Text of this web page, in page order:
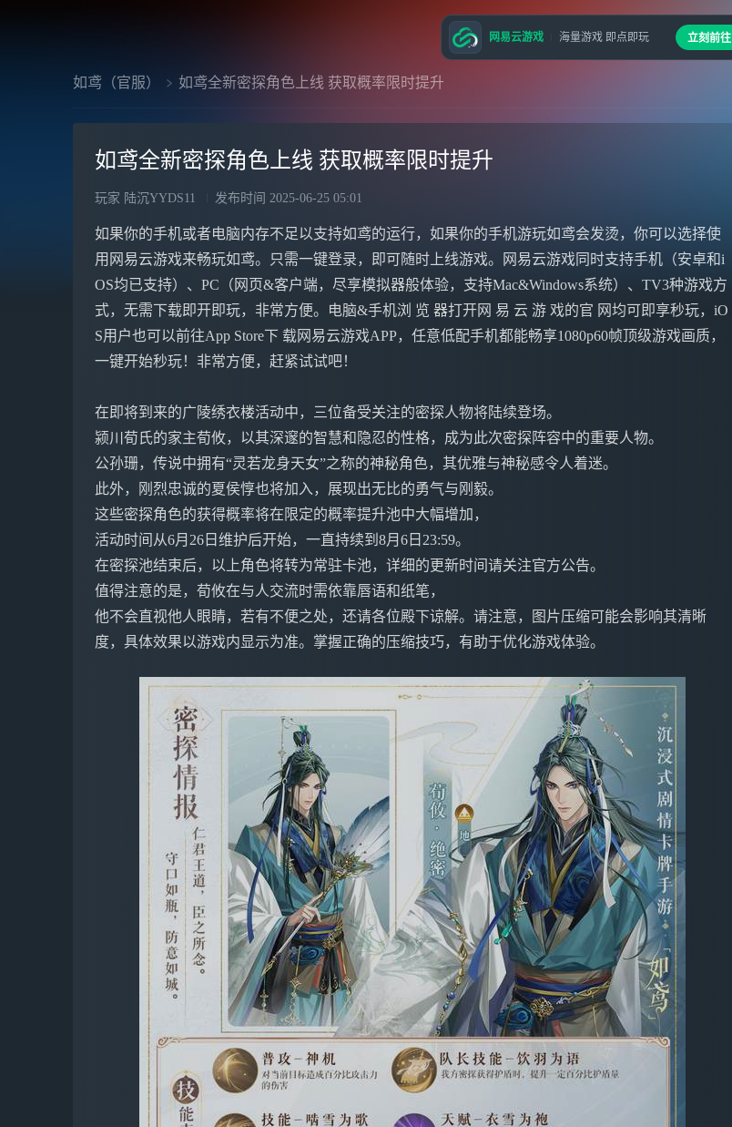
如鸢（官服） 如鸢全新密探角色上线 获取概率限时提升
如鸢全新密探角色上线 获取概率限时提升
玩家 陆沉YYDS11 发布时间 2025-06-25 05:01
如果你的手机或者电脑内存不足以支持如鸢的运行，如果你的手机游玩如鸢会发烫，你可以选择使
用网易云游戏来畅玩如鸢。只需一键登录，即可随时上线游戏。网易云游戏同时支持手机（安卓和i
OS均已支持）、PC（网页&客户端，尽享模拟器般体验，支持Mac&Windows系统）、TV3种游戏方
式，无需下载即开即玩，非常方便。电脑&手机浏 览 器打开网 易 云 游 戏的官 网均可即享秒玩，iO
S用户也可以前往App Store下 载网易云游戏APP，任意低配手机都能畅享1080p60帧顶级游戏画质，
一键开始秒玩！非常方便，赶紧试试吧！
在即将到来的广陵绣衣楼活动中，三位备受关注的密探人物将陆续登场。
颍川荀氏的家主荀攸，以其深邃的智慧和隐忍的性格，成为此次密探阵容中的重要人物。
公孙珊，传说中拥有“灵若龙身天女”之称的神秘角色，其优雅与神秘感令人着迷。
此外，刚烈忠诚的夏侯惇也将加入，展现出无比的勇气与刚毅。
这些密探角色的获得概率将在限定的概率提升池中大幅增加，
活动时间从6月26日维护后开始，一直持续到8月6日23:59。
在密探池结束后，以上角色将转为常驻卡池，详细的更新时间请关注官方公告。
值得注意的是，荀攸在与人交流时需依靠唇语和纸笔，
他不会直视他人眼睛，若有不便之处，还请各位殿下谅解。请注意，图片压缩可能会影响其清晰
度，具体效果以游戏内显示为准。掌握正确的压缩技巧，有助于优化游戏体验。
网易云游戏 海量游戏 即点即玩 立刻前往